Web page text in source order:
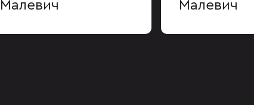
Малевич Малевич